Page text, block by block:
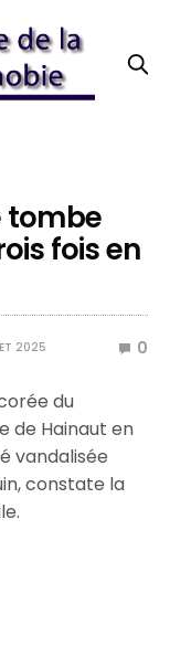
tombe
fois en
2025 0
du
de Hainaut en
vandalisée
constate la